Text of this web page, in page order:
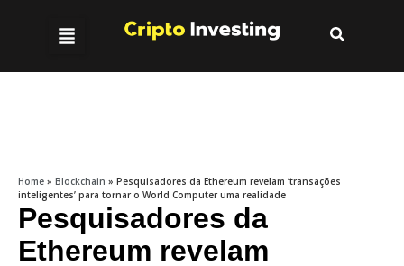
Home » Blockchain » Pesquisadores da Ethereum revelam ‘transações
inteligentes’ para tornar o World Computer uma realidade
Pesquisadores da
Ethereum revelam